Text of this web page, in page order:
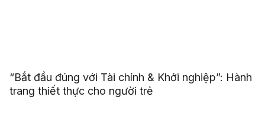
“Bắt đầu đúng với Tài chính & Khởi nghiệp”: Hành
trang thiết thực cho người trẻ